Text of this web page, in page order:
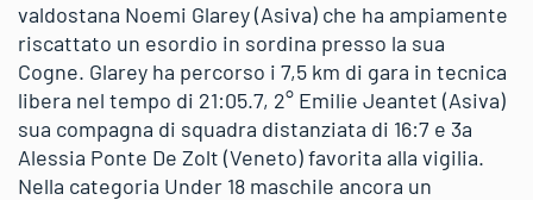
valdostana Noemi Glarey (Asiva) che ha ampiamente
riscattato un esordio in sordina presso la sua
Cogne. Glarey ha percorso i 7,5 km di gara in tecnica
libera nel tempo di 21:05.7, 2° Emilie Jeantet (Asiva)
sua compagna di squadra distanziata di 16:7 e 3a
Alessia Ponte De Zolt (Veneto) favorita alla vigilia.
Nella categoria Under 18 maschile ancora un